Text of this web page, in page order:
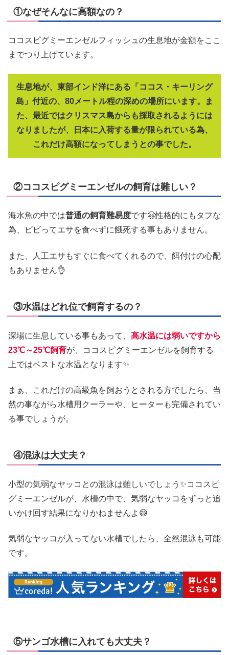
①なぜそんなに高額なの？
ココスピグミーエンゼルフィッシュの生息地が金額をここ
までつり上げています。
生息地が、東部インド洋にある「ココス・キーリング
島」付近の、80メートル程の深めの場所にいます。ま
た、最近ではクリスマス島からも採取されるようには
なりましたが、日本に入荷する量が限られている為、
これだけ高額になってしまうとの事でした。
②ココスピグミーエンゼルの飼育は難しい？
海水魚の中では普通の飼育難易度です🤗性格的にもタフな
為、ビビってエサを食べずに餓死する事もありません。
また、人工エサもすぐに食べてくれるので、餌付けの心配
もありません👌
③水温はどれ位で飼育するの？
深場に生息している事もあって、 高水温には弱いですから
23℃～25℃飼育が、ココスピグミーエンゼルを飼育する
上ではベストな水温となります✨
まぁ、これだけの高級魚を飼おうとされる方でしたら、当
然の事ながら水槽用クーラーや、ヒーターも完備されてい
る事でしょうが。
④混泳は大丈夫？
小型の気弱なヤッコとの混泳は難しいでしょう✨ココスピ
グミーエンゼルが、水槽の中で、気弱なヤッコをずっと追
いかけ回す結果になりかねませんよ😅
気弱なヤッコが入ってない水槽でしたら、全然混泳も可能
です。
⑤サンゴ水槽に入れても大丈夫？